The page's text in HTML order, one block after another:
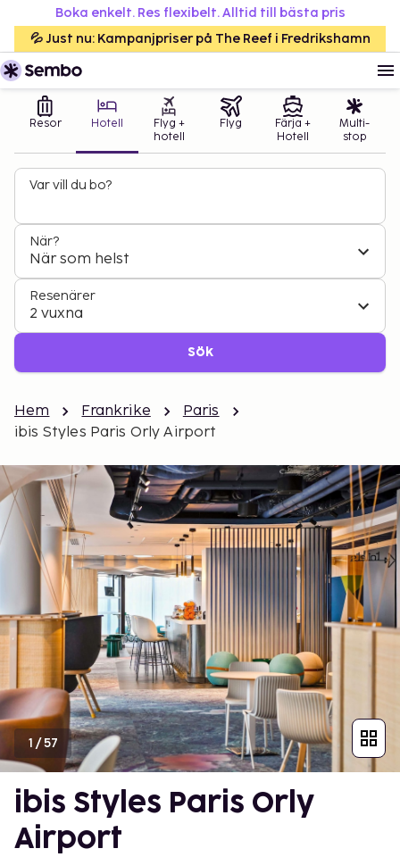
Boka enkelt. Res flexibelt. Alltid till bästa pris
💦 Just nu: Kampanjpriser på The Reef i Fredrikshamn
Resor Hotell
Flyg +
hotell
Flyg
Färja +
Hotell
Multi-
stop
Var vill du bo?
När?
När som helst
Resenärer
2 vuxna
Sök
Hem Frankrike
Paris
ibis Styles Paris Orly Airport
1 /57
ibis Styles Paris Orly
Airport